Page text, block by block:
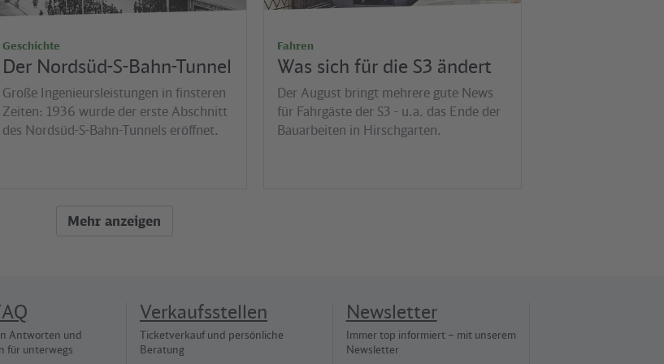
Geschichte
Der Nordsüd-S-Bahn-Tunnel
Große Ingenieursleistungen in finsteren
Zeiten: 1936 wurde der erste Abschnitt
des Nordsüd-S-Bahn-Tunnels eröffnet.
Fahren
Was sich für die S3 ändert
Der August bringt mehrere gute News
für Fahrgäste der S3 - u.a. das Ende der
Bauarbeiten in Hirschgarten.
Mehr anzeigen
Antworten und
für unterwegs
Verkaufsstellen
Ticketverkauf und persönliche
Beratung
Newsletter
Immer top informiert – mit unserem
Newsletter